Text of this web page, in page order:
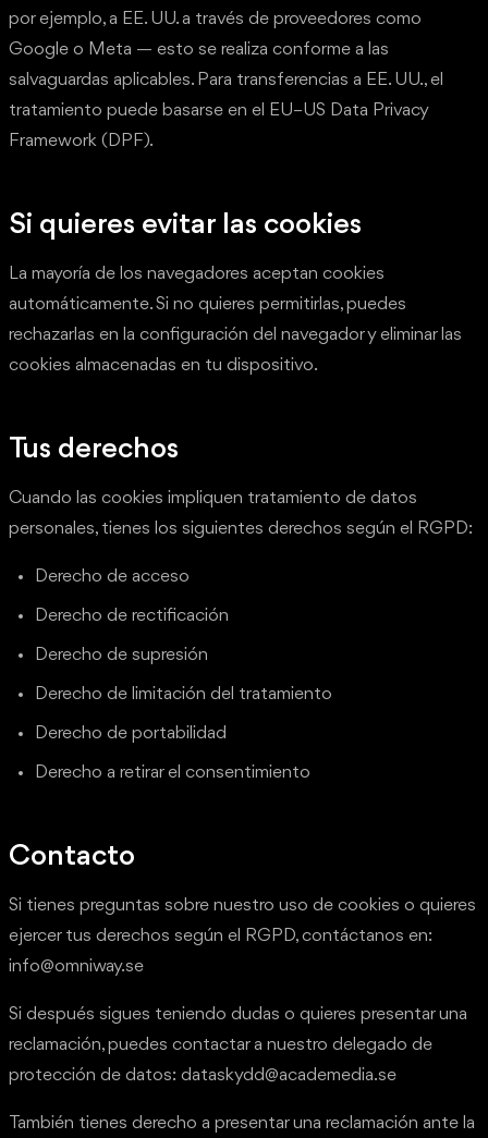
por ejemplo, a EE. UU. a través de proveedores como
Google o Meta — esto se realiza conforme a las
salvaguardas aplicables. Para transferencias a EE. UU., el
tratamiento puede basarse en el EU–US Data Privacy
Framework (DPF).
Si quieres evitar las cookies
La mayoría de los navegadores aceptan cookies
automáticamente. Si no quieres permitirlas, puedes
rechazarlas en la configuración del navegador y eliminar las
cookies almacenadas en tu dispositivo.
Tus derechos
Cuando las cookies impliquen tratamiento de datos
personales, tienes los siguientes derechos según el RGPD:
Derecho de acceso
Derecho de rectificación
Derecho de supresión
Derecho de limitación del tratamiento
Derecho de portabilidad
Derecho a retirar el consentimiento
Contacto
Si tienes preguntas sobre nuestro uso de cookies o quieres
ejercer tus derechos según el RGPD, contáctanos en:
info@omniway.se
Si después sigues teniendo dudas o quieres presentar una
reclamación, puedes contactar a nuestro delegado de
protección de datos: dataskydd@academedia.se
También tienes derecho a presentar una reclamación ante la